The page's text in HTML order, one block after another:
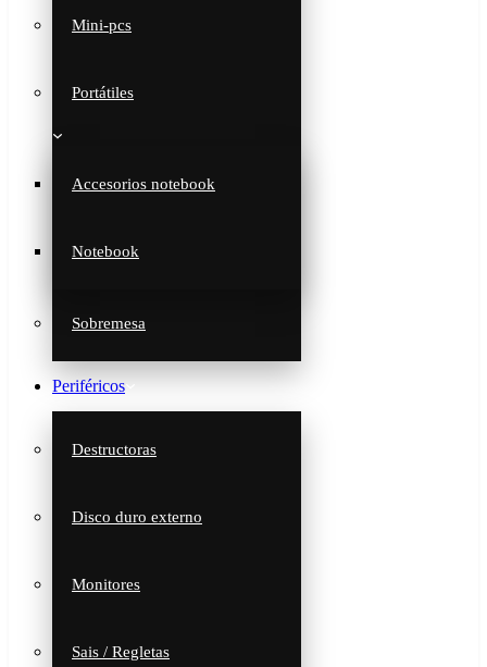
Mini-pcs
Portátiles
Accesorios notebook
Notebook
Sobremesa
Periféricos
Destructoras
Disco duro externo
Monitores
Sais / Regletas